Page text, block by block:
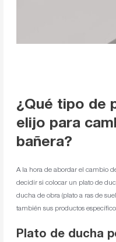
¿Qué tipo de
elijo para
bañera?
A la hora de abordar el cambio
decidir si colocar un plato de
ducha de obra (plato a ras de
también sus productos
Plato de ducha